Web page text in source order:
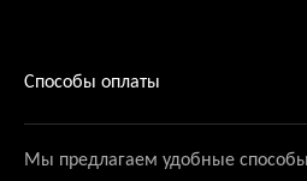
Способы оплаты
Мы предлагаем удобные